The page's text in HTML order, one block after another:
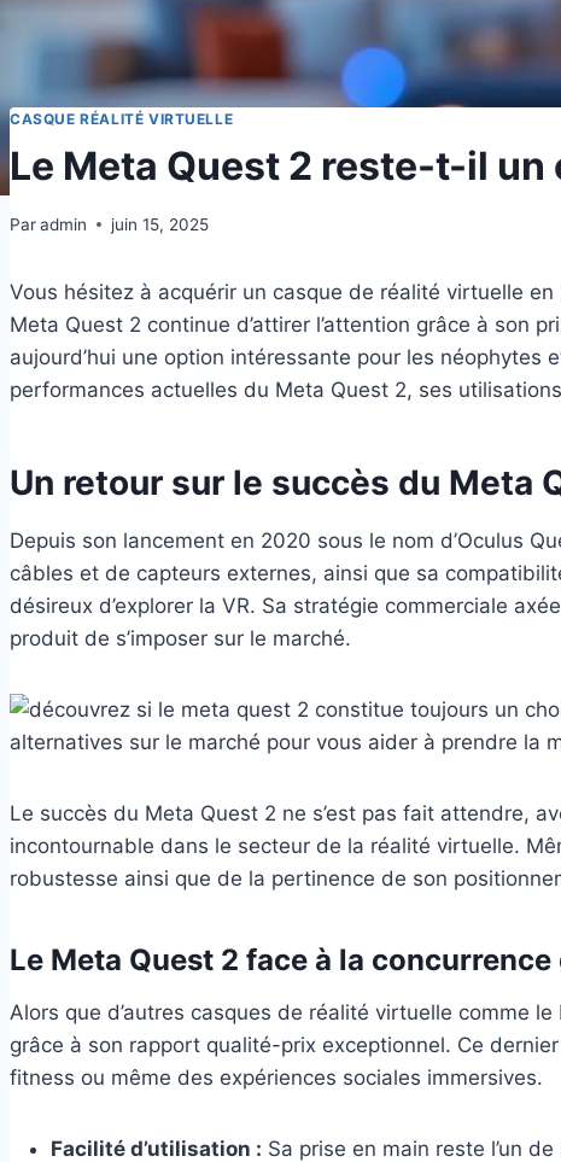
CASQUE RÉALITÉ VIRTUELLE
Le Meta Quest 2 reste-t-il
Paradmin juin 15, 2025
Vous hésitez à acquérir un casque de réalité virtuelle
Meta Quest 2 continue d’attirer l’attention grâce à son
aujourd’hui une option intéressante pour les
performances actuelles du Meta Quest 2, ses
Un retour sur le succès du Meta
Depuis son lancement en 2020 sous le nom d’Oculus
câbles et de capteurs externes, ainsi que sa
désireux d’explorer la VR. Sa stratégie commerciale
produit de s’imposer sur le marché.
Le succès du Meta Quest 2 ne s’est pas fait attendre,
incontournable dans le secteur de la réalité virtuelle.
robustesse ainsi que de la pertinence de son
Le Meta Quest 2 face à la
Alors que d’autres casques de réalité virtuelle comme
grâce à son rapport qualité-prix exceptionnel. Ce
fitness ou même des expériences sociales immersives.
Facilité d’utilisation : Sa prise en main reste l’un